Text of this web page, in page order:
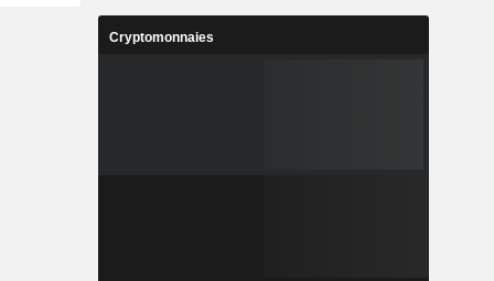
Cryptomonnaies